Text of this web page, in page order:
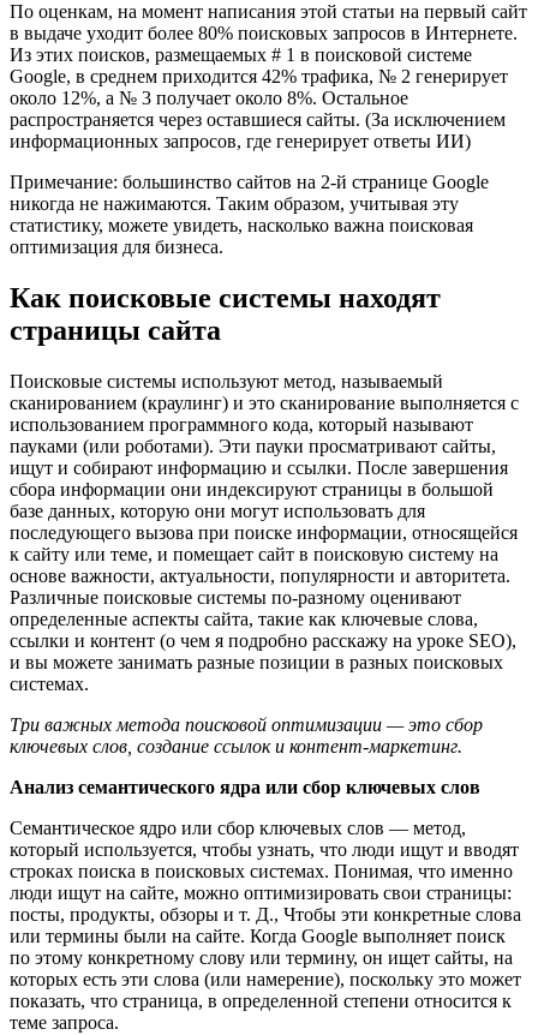
По оценкам, на момент написания этой статьи на первый сайт
в выдаче уходит более 80% поисковых запросов в Интернете.
Из этих поисков, размещаемых # 1 в поисковой системе
Google, в среднем приходится 42% трафика, № 2 генерирует
около 12%, а № 3 получает около 8%. Остальное
распространяется через оставшиеся сайты. (За исключением
информационных запросов, где генерирует ответы ИИ)
Примечание: большинство сайтов на 2-й странице Google
никогда не нажимаются. Таким образом, учитывая эту
статистику, можете увидеть, насколько важна поисковая
оптимизация для бизнеса.
Как поисковые системы находят
страницы сайта
Поисковые системы используют метод, называемый
сканированием (краулинг) и это сканирование выполняется с
использованием программного кода, который называют
пауками (или роботами). Эти пауки просматривают сайты,
ищут и собирают информацию и ссылки. После завершения
сбора информации они индексируют страницы в большой
базе данных, которую они могут использовать для
последующего вызова при поиске информации, относящейся
к сайту или теме, и помещает сайт в поисковую систему на
основе важности, актуальности, популярности и авторитета.
Различные поисковые системы по-разному оценивают
определенные аспекты сайта, такие как ключевые слова,
ссылки и контент (о чем я подробно расскажу на уроке SEO),
и вы можете занимать разные позиции в разных поисковых
системах.
Три важных метода поисковой оптимизации — это сбор
ключевых слов, создание ссылок и контент-маркетинг.
Анализ семантического ядра или сбор ключевых слов
Семантическое ядро или сбор ключевых слов — метод,
который используется, чтобы узнать, что люди ищут и вводят
строках поиска в поисковых системах. Понимая, что именно
люди ищут на сайте, можно оптимизировать свои страницы:
посты, продукты, обзоры и т. Д., Чтобы эти конкретные слова
или термины были на сайте. Когда Google выполняет поиск
по этому конкретному слову или термину, он ищет сайты, на
которых есть эти слова (или намерение), поскольку это может
показать, что страница, в определенной степени относится к
теме запроса.